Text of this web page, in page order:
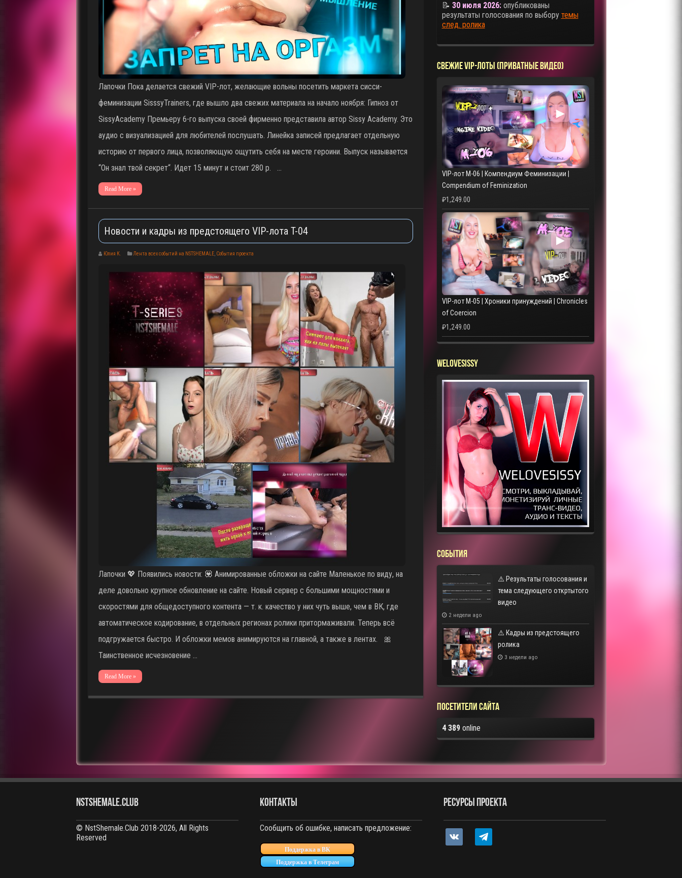
Лапочки Пока делается свежий VIP-лот, желающие вольны посетить маркета сисси-
феминизации SisssyTrainers, где вышло два свежих материала на начало ноября: Гипноз от
SissyAcademy Премьеру 6-го выпуска своей фирменно представила автор Sissy Academy. Это
аудио с визуализацией для любителей послушать. Линейка записей предлагает отдельную
историю от первого лица, позволяющую ощутить себя на месте героини. Выпуск называется
“Он знал твой секрет“. Идет 15 минут и стоит 280 р. …
Read More »
Новости и кадры из предстоящего VIP-лота T-04
Юлия К. Лента всех событий на NSTSHEMALE, События проекта
Лапочки 💖 Появились новости: 💟 Анимированные обложки на сайте Маленькое по виду, на
деле довольно крупное обновление на сайте. Новый сервер с большими мощностями и
скоростями для общедоступного контента — т. к. качество у них чуть выше, чем в ВК, где
автоматическое кодирование, в отдельных регионах ролики притормаживали. Теперь всё
подгружается быстро. И обложки мемов анимируются на главной, а также в лентах. 🎀
Таинственное исчезновение …
Read More »
📝 30 июля 2026:опубликованы
результаты голосования по выбору темы
след. ролика
СВЕЖИЕ VIP-ЛОТЫ (ПРИВАТНЫЕ ВИДЕО)
▶
VIP-лот M-06 | Компендиум Феминизации |
Compendium of Feminization
₽1,249.00
▶
VIP-лот M-05 | Хроники принуждений | Chronicles
of Coercion
₽1,249.00
WELOVESISSY
СОБЫТИЯ
⚠️ Результаты голосования и
тема следующего откртытого
видео
2 недели ago
⚠️ Кадры из предстоящего
ролика
3 недели ago
Посетители сайта
4 389online
NstShemale.Club
© NstShemale.Club 2018-2026, All Rights
Reserved
КОНТАКТЫ
Сообщить об ошибке, написать предложение:
Поддержка в ВК
Поддержка в Телеграм
РЕСУРСЫ ПРОЕКТА
vkontakte telegram